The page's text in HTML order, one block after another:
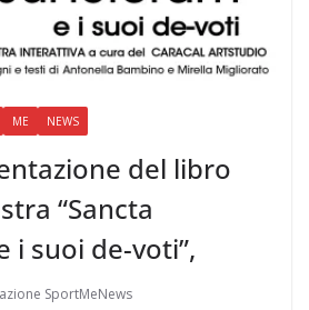
ME NEWS
del libro
“Sancta
i suoi de-voti”,
SportMeNews